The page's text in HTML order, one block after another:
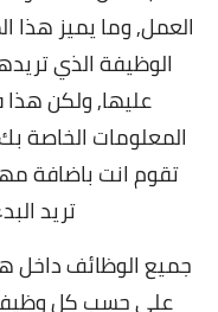
العمل, وما يميز هذا
الوظيفة الذي
عليها,ولكن
المعلومات الخاصة
تقوم انت باضافة
تريد
على حسب كل